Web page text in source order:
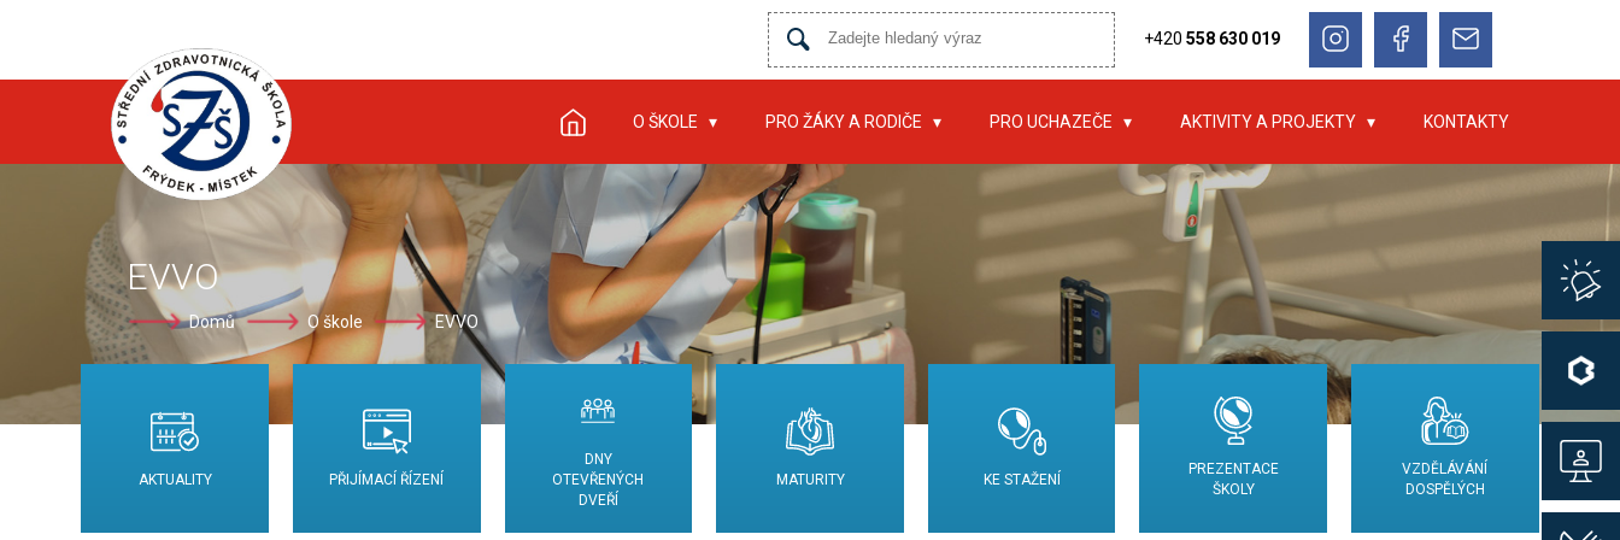
+420 558 630 019
O ŠKOLE PRO ŽÁKY A RODIČE PRO UCHAZEČE AKTIVITY A PROJEKTY KONTAKTY
EVVO
Domů O škole EVVO
AKTUALITY PŘIJÍMACÍ ŘÍZENÍ
DNY
OTEVŘENÝCH
DVEŘÍ
MATURITY KE STAŽENÍ
PREZENTACE
ŠKOLY
VZDĚLÁVÁNÍ
DOSPĚLÝCH